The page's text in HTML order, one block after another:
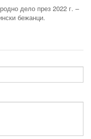
дело през 2022 г. –
бежанци.